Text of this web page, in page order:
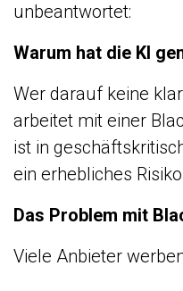
unbeantwortet:
Warum hat die KI
Wer darauf keine
arbeitet mit einer
ist in
ein erhebliches
Das Problem mit
Viele Anbieter